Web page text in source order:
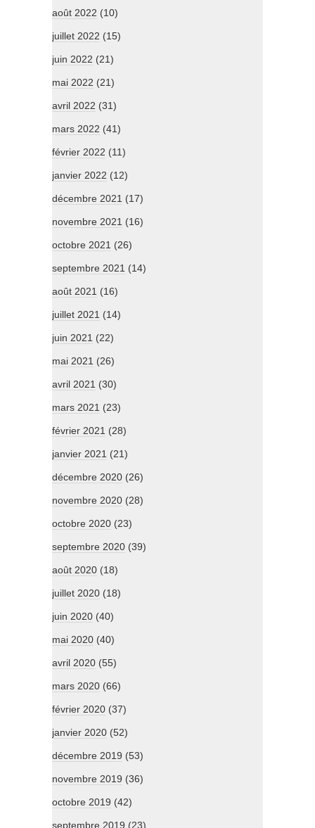
août 2022 (10)
juillet 2022 (15)
juin 2022 (21)
mai 2022 (21)
avril 2022 (31)
mars 2022 (41)
février 2022 (11)
janvier 2022 (12)
décembre 2021 (17)
novembre 2021 (16)
octobre 2021 (26)
septembre 2021 (14)
août 2021 (16)
juillet 2021 (14)
juin 2021 (22)
mai 2021 (26)
avril 2021 (30)
mars 2021 (23)
février 2021 (28)
janvier 2021 (21)
décembre 2020 (26)
novembre 2020 (28)
octobre 2020 (23)
septembre 2020 (39)
août 2020 (18)
juillet 2020 (18)
juin 2020 (40)
mai 2020 (40)
avril 2020 (55)
mars 2020 (66)
février 2020 (37)
janvier 2020 (52)
décembre 2019 (53)
novembre 2019 (36)
octobre 2019 (42)
septembre 2019 (23)